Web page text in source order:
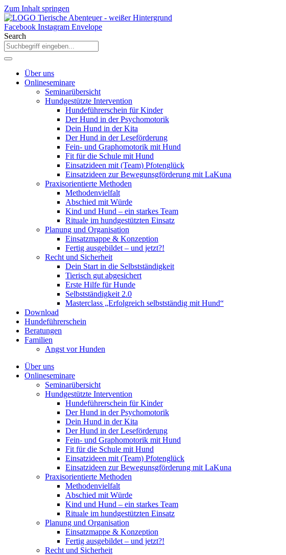
Zum Inhalt springen
Facebook Instagram Envelope
Search
Über uns
Onlineseminare
Seminarübersicht
Hundgestützte Intervention
Hundeführerschein für Kinder
Der Hund in der Psychomotorik
Dein Hund in der Kita
Der Hund in der Leseförderung
Fein- und Graphomotorik mit Hund
Fit für die Schule mit Hund
Einsatzideen mit (Team) Pfotenglück
Einsatzideen zur Bewegunsgförderung mit LaKuna
Praxisorientierte Methoden
Methodenvielfalt
Abschied mit Würde
Kind und Hund – ein starkes Team
Rituale im hundgestützten Einsatz
Planung und Organisation
Einsatzmappe & Konzeption
Fertig ausgebildet – und jetzt?!
Recht und Sicherheit
Dein Start in die Selbstständigkeit
Tierisch gut abgesichert
Erste Hilfe für Hunde
Selbstständigkeit 2.0
Masterclass „Erfolgreich selbstständig mit Hund“
Download
Hundeführerschein
Beratungen
Familien
Angst vor Hunden
Über uns
Onlineseminare
Seminarübersicht
Hundgestützte Intervention
Hundeführerschein für Kinder
Der Hund in der Psychomotorik
Dein Hund in der Kita
Der Hund in der Leseförderung
Fein- und Graphomotorik mit Hund
Fit für die Schule mit Hund
Einsatzideen mit (Team) Pfotenglück
Einsatzideen zur Bewegunsgförderung mit LaKuna
Praxisorientierte Methoden
Methodenvielfalt
Abschied mit Würde
Kind und Hund – ein starkes Team
Rituale im hundgestützten Einsatz
Planung und Organisation
Einsatzmappe & Konzeption
Fertig ausgebildet – und jetzt?!
Recht und Sicherheit